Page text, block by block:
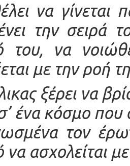
να γίνεται
την σειρά
του, να
με την ροή
ξέρει να
ένα κόσμο που
τον
να ασχολείται